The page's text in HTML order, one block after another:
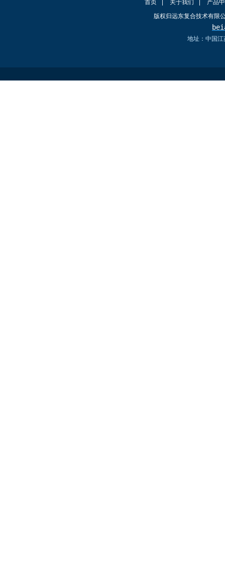
首页 关于我们
产品
版权归远东复合技术有限
地址：中国江